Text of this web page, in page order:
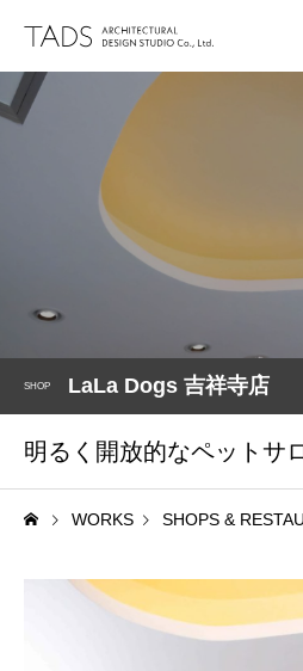
NEWS
COMPANY
MESSAGE
WORKS
CONVERSION
WORK FLOW
SHOP LaLa Dogs 吉祥寺店
明るく開放的なペットサ
WORKS SHOPS &